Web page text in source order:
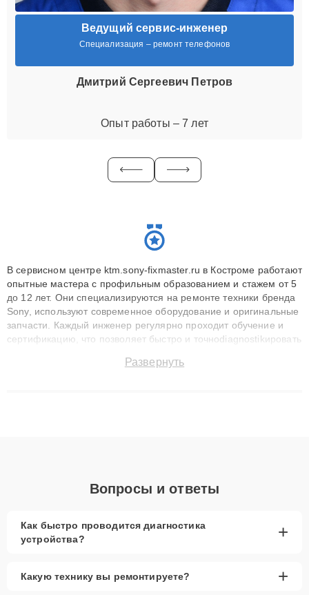
Ведущий сервис-инженер
Специализация – ремонт телефонов
Дмитрий Сергеевич Петров
Опыт работы – 7 лет
В сервисном центре ktm.sony-fixmaster.ru в Костроме работают
опытные мастера с профильным образованием и стажем от 5
до 12 лет. Они специализируются на ремонте техники бренда
Sony, используют современное оборудование и оригинальные
запчасти. Каждый инженер регулярно проходит обучение и
сертификацию, что позволяет быстро и точноdiagnostikировать
до 3 лет. Наши мастера решают сложные случаи: от замены
Развернуть
Вопросы и ответы
Как быстро проводится диагностика
устройства?
+
Какую технику вы ремонтируете? +